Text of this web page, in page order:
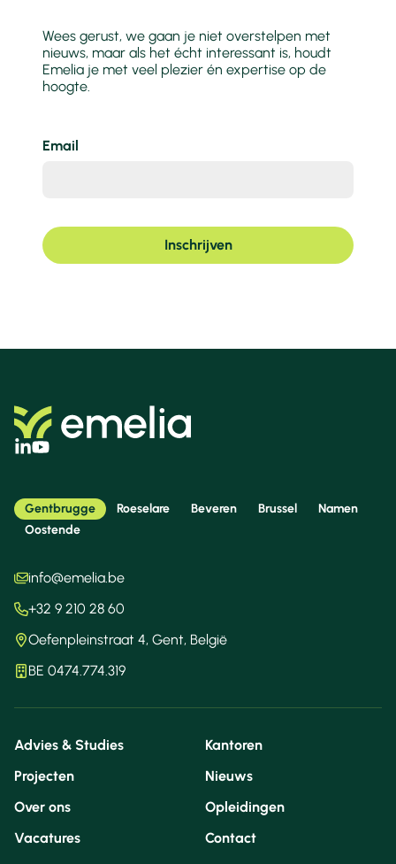
Wees gerust, we gaan je niet overstelpen met
nieuws, maar als het écht interessant is, houdt
Emelia je met veel plezier én expertise op de
hoogte.
Email
Inschrijven
Gentbrugge Roeselare Beveren Brussel
Namen
Oostende
info@emelia.be
+32 9 210 28 60
Oefenpleinstraat 4, Gent, België
BE 0474.774.319
Advies & Studies
Kantoren
Projecten
Nieuws
Over ons
Opleidingen
Vacatures
Contact